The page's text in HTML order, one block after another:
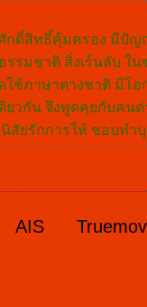
ดิ์สิทธิ์คุ้มครอง มีปัญ
รรมชาติ สิ่งเร้นลับ
ใช้ภาษาต่างชาติ มีโ
ยวกัน จึงพูดคุยกับค
นิสัยรักการให้ ชอบท
AIS